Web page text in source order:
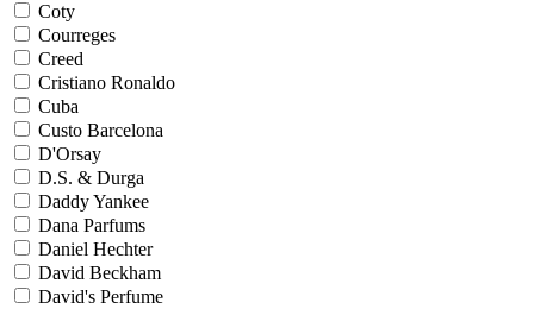
Coty
Courreges
Creed
Cristiano Ronaldo
Cuba
Custo Barcelona
D'Orsay
D.S. & Durga
Daddy Yankee
Dana Parfums
Daniel Hechter
David Beckham
David's Perfume